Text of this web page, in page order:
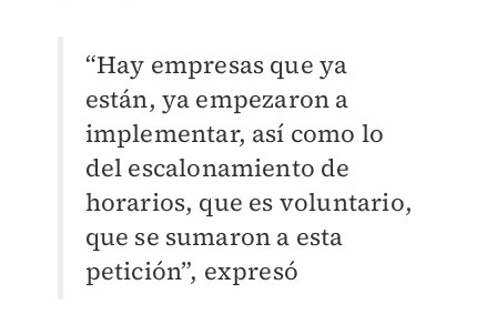
“Hay empresas que ya
están, ya empezaron a
implementar, así como lo
del escalonamiento de
horarios, que es voluntario,
que se sumaron a esta
petición”, expresó